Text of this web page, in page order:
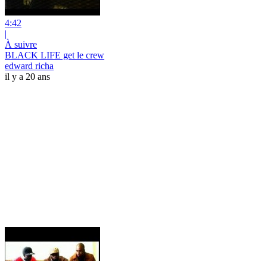
4:42
|
À suivre
BLACK LIFE get le crew
edward richa
il y a 20 ans